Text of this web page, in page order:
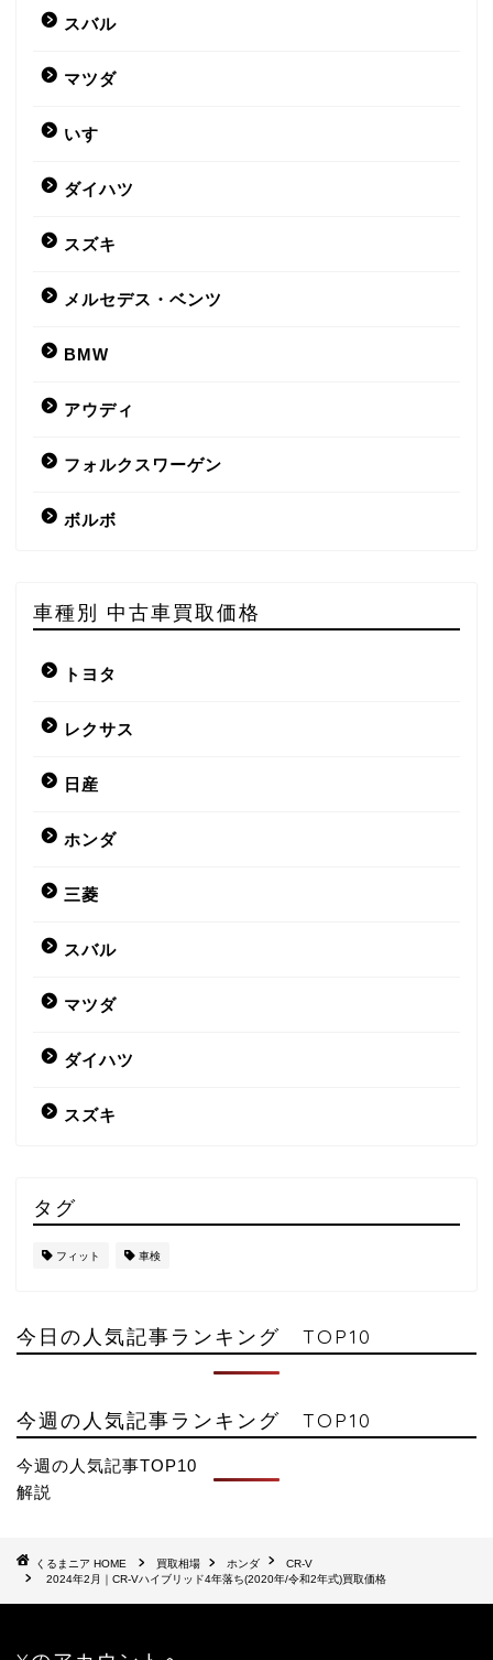
スバル
マツダ
いすゞ
ダイハツ
スズキ
メルセデス・ベンツ
BMW
アウディ
フォルクスワーゲン
ボルボ
車種別 中古車買取価格
トヨタ
レクサス
日産
ホンダ
三菱
スバル
マツダ
ダイハツ
スズキ
タグ
フィット 車検
今日の人気記事ランキング TOP10
今週の人気記事ランキング TOP10
今週の人気記事TOP10
解説
HOME 買取相場 ホンダ
CR-V
2024年2月｜CR-Vハイブリッド4年落ち(2020年/令和2年式)買取価格